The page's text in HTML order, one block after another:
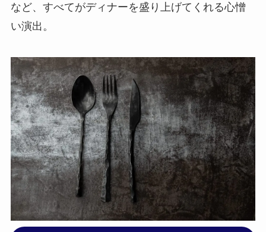
など、すべてがディナーを盛り上げてくれる心憎
い演出。